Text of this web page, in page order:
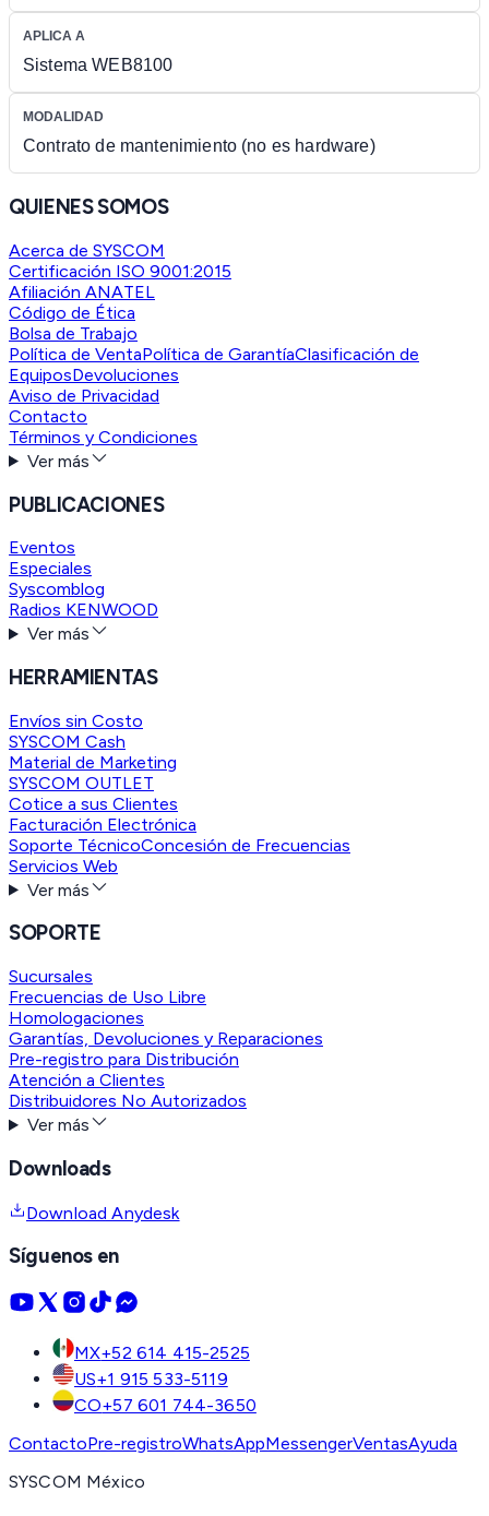
APLICA A
Sistema WEB8100
MODALIDAD
Contrato de mantenimiento (no es hardware)
QUIENES SOMOS
Acerca de SYSCOM
Certificación ISO 9001:2015
Afiliación ANATEL
Código de Ética
Bolsa de Trabajo
Política de VentaPolítica de GarantíaClasificación de
EquiposDevoluciones
Aviso de Privacidad
Contacto
Términos y Condiciones
Ver más
PUBLICACIONES
Eventos
Especiales
Syscomblog
Radios KENWOOD
Ver más
HERRAMIENTAS
Envíos sin Costo
SYSCOM Cash
Material de Marketing
SYSCOM OUTLET
Cotice a sus Clientes
Facturación Electrónica
Soporte TécnicoConcesión de Frecuencias
Servicios Web
Ver más
SOPORTE
Sucursales
Frecuencias de Uso Libre
Homologaciones
Garantías, Devoluciones y Reparaciones
Pre-registro para Distribución
Atención a Clientes
Distribuidores No Autorizados
Ver más
Downloads
Download Anydesk
Síguenos en
MX+52 614 415-2525
US+1 915 533-5119
CO+57 601 744-3650
ContactoPre-registroWhatsAppMessengerVentasAyuda
SYSCOM México